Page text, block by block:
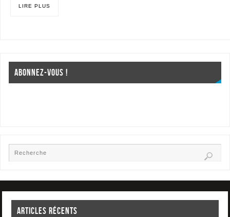
LIRE PLUS
ABONNEZ-VOUS !
ARTICLES RÉCENTS